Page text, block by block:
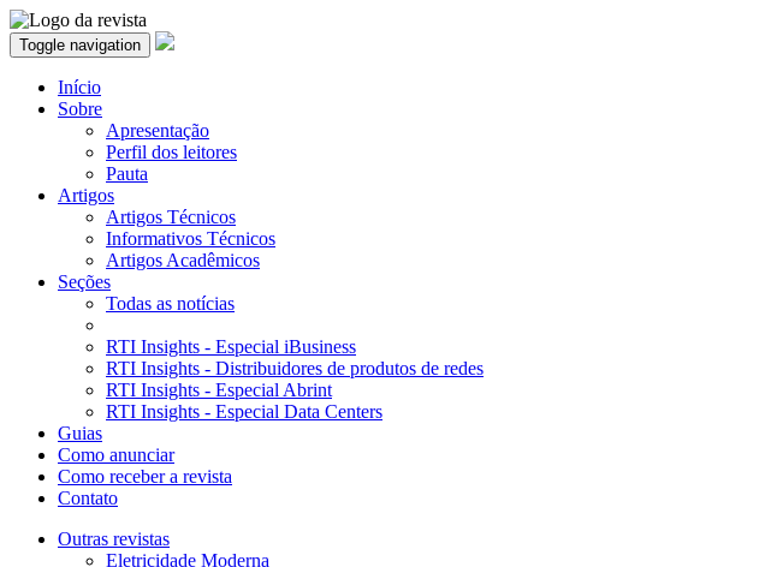
Toggle navigation
Início
Sobre
Apresentação
Perfil dos leitores
Pauta
Artigos
Artigos Técnicos
Informativos Técnicos
Artigos Acadêmicos
Seções
Todas as notícias
RTI Insights - Especial iBusiness
RTI Insights - Distribuidores de produtos de redes
RTI Insights - Especial Abrint
RTI Insights - Especial Data Centers
Guias
Como anunciar
Como receber a revista
Contato
Outras revistas
Eletricidade Moderna